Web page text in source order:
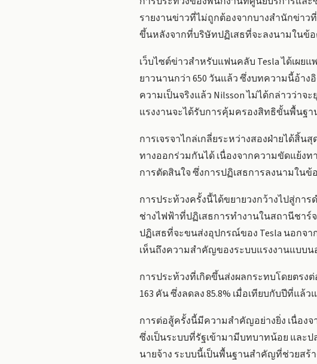
รายงานข่าวที่ไม่ถูกต้องจากบางสำนักข่าว
ขึ้นหลังจากที่บริษัทปฏิเสธที่จะลงนามในข้
เว็บไซต์ข่าวสำหรับแฟนคลับ Tesla ได้เผย
ยาวนานกว่า 650 วันแล้ว ซึ่งบทความนี้อ้าง
ความเป็นจริงแล้ว Nilsson ไม่ได้กล่าวว่า
แรงงานจะได้รับการคุ้มครองสิทธิขั้นพื้นฐ
การเจรจาไกล่เกลี่ยระหว่างสองฝ่ายได้สิ้
ทางออกร่วมกันได้ เนื่องจากความขัดแย้ง
การตัดสินใจ ซึ่งการปฏิเสธการลงนามใน
การประท้วงครั้งนี้ได้ขยายวงกว้างไปสู่กา
ช่างไฟฟ้าที่ปฏิเสธการทำงานในสถานีชาร์
ปฏิเสธที่จะขนส่งอุปกรณ์ของ Tesla นอกจ
เห็นถึงความสำคัญของระบบแรงงานแบบน
การประท้วงที่เกิดขึ้นส่งผลกระทบโดยตรง
163 คัน ซึ่งลดลง 85.8% เมื่อเทียบกับปีที่แล้
การต่อสู้ครั้งนี้มีความสำคัญอย่างยิ่ง เนื่อง
ซึ่งเป็นระบบที่รัฐเข้ามามีบทบาทน้อย และ
นายจ้าง ระบบนี้เป็นพื้นฐานสำคัญที่ช่วยสร้